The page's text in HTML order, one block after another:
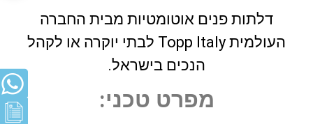
דלתות פנים אוטומטיות מבית החברה
העולמית Topp Italy לבתי יוקרה או לקהל
הנכים בישראל.
מפרט טכני: